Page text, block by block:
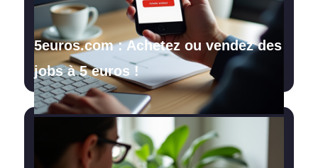
5euros.com : Achetez ou vendez des
jobs à 5 euros !